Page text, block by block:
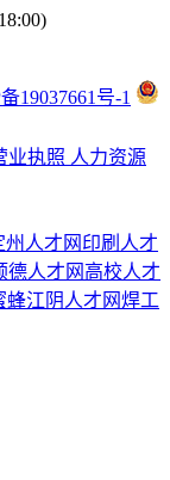
19037661号-1
业执照 人力资源
州人才网 印刷人才
德人才网 高校人才
蜂江阴人才网焊工